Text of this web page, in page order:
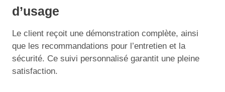
d’usage
Le client reçoit une démonstration complète, ainsi
que les recommandations pour l’entretien et la
sécurité. Ce suivi personnalisé garantit une pleine
satisfaction.